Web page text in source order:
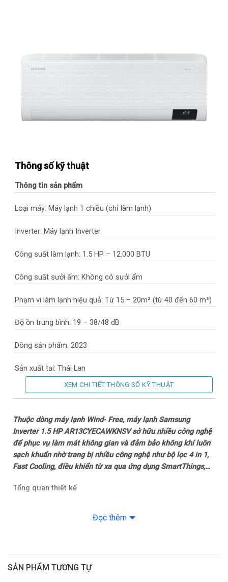
Thông số kỹ thuật
Thông tin sản phẩm
Loại máy: Máy lạnh 1 chiều (chỉ làm lạnh)
Inverter: Máy lạnh Inverter
Công suất làm lạnh: 1.5 HP – 12.000 BTU
Công suất sưởi ấm: Không có sưởi ấm
Phạm vi làm lạnh hiệu quả: Từ 15 – 20m² (từ 40 đến 60 m³)
Độ ồn trung bình: 19 – 38/48 dB
Dòng sản phẩm: 2023
Sản xuất tại: Thái Lan
Thời gian bảo hành cục lạnh: 24 tháng
Thời gian bảo hành cục nóng: Máy nén 10 năm
Chất liệu dàn tản nhiệt: Ống dẫn gas bằng Đồng – Lá tản nhiệt
bằng Nhôm
Loại Gas: R-32
Mức tiêu thụ điện năng
Tiêu thụ điện: 1.07 kW/h
Công nghệ tiết kiệm điện: Digital Inverter BoostEco
XEM CHI TIẾT THÔNG SỐ KỸ THUẬT
Thuộc dòng máy lạnh Wind- Free, máy lạnh Samsung
Inverter 1.5 HP AR13CYECAWKNSV sở hữu nhiều công nghệ
để phục vụ làm mát không gian và đảm bảo không khí luôn
sạch khuẩn nhờ trang bị nhiều công nghệ như bộ lọc 4 in 1,
Fast Cooling, điều khiển từ xa qua ứng dụng SmartThings,…
Tổng quan thiết kế
– Máy lạnh có thiết kế dạng hình chữ nhật quen thuộc với
khả năng làm lạnh và là điểm nhấn cho sản phẩm.
Đọc thêm
SẢN PHẨM TƯƠNG TỰ